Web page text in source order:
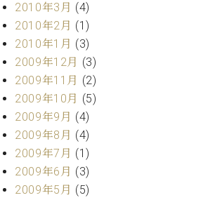
2010年3月 (4)
2010年2月 (1)
2010年1月 (3)
2009年12月 (3)
2009年11月 (2)
2009年10月 (5)
2009年9月 (4)
2009年8月 (4)
2009年7月 (1)
2009年6月 (3)
2009年5月 (5)